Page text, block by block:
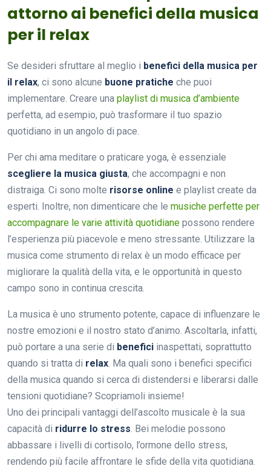
attorno ai benefici della musica
per il relax
Se desideri sfruttare al meglio i benefici della musica per
il relax, ci sono alcune buone pratiche che puoi
implementare. Creare una playlist di musica d’ambiente
perfetta, ad esempio, può trasformare il tuo spazio
quotidiano in un angolo di pace.
Per chi ama meditare o praticare yoga, è essenziale
scegliere la musica giusta, che accompagni e non
distraiga. Ci sono molte risorse online e playlist create da
esperti. Inoltre, non dimenticare che le musiche perfette per
accompagnare le varie attività quotidiane possono rendere
l’esperienza più piacevole e meno stressante. Utilizzare la
musica come strumento di relax è un modo efficace per
migliorare la qualità della vita, e le opportunità in questo
campo sono in continua crescita.
La musica è uno strumento potente, capace di influenzare le
nostre emozioni e il nostro stato d’animo. Ascoltarla, infatti,
può portare a una serie di benefici inaspettati, soprattutto
quando si tratta di relax. Ma quali sono i benefici specifici
della musica quando si cerca di distendersi e liberarsi dalle
tensioni quotidiane? Scopriamoli insieme!
Uno dei principali vantaggi dell’ascolto musicale è la sua
capacità di ridurre lo stress. Bei melodie possono
abbassare i livelli di cortisolo, l’ormone dello stress,
rendendo più facile affrontare le sfide della vita quotidiana.